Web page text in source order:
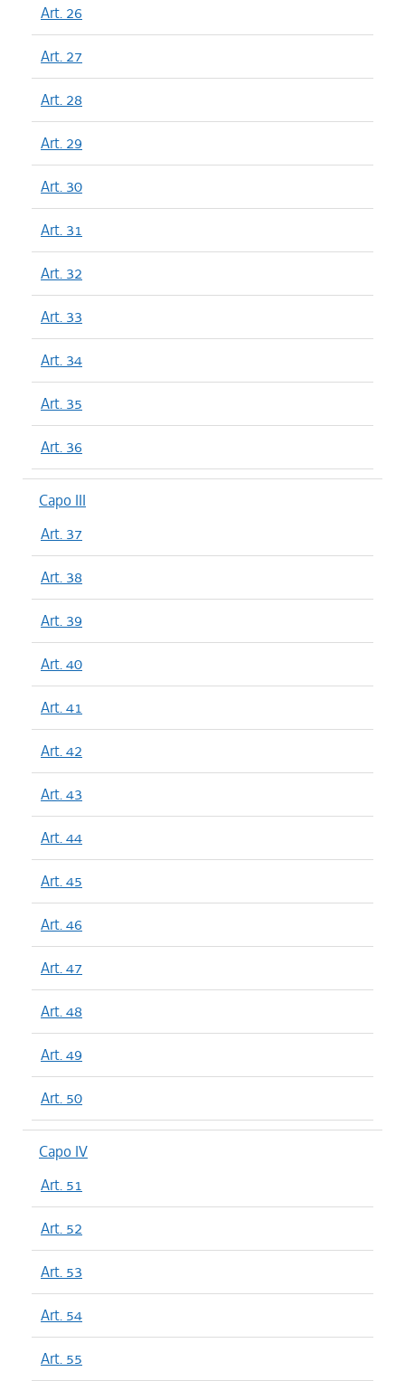
Art. 26
Art. 27
Art. 28
Art. 29
Art. 30
Art. 31
Art. 32
Art. 33
Art. 34
Art. 35
Art. 36
Capo III
Art. 37
Art. 38
Art. 39
Art. 40
Art. 41
Art. 42
Art. 43
Art. 44
Art. 45
Art. 46
Art. 47
Art. 48
Art. 49
Art. 50
Capo IV
Art. 51
Art. 52
Art. 53
Art. 54
Art. 55